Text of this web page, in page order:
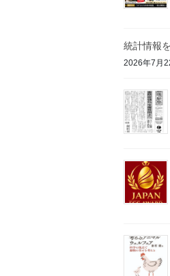
統計情報
2026年7月